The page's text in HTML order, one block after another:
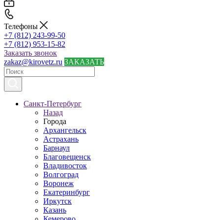
Телефоны
+7 (812) 243-99-50
+7 (812) 953-15-82
Заказать звонок
zakaz@kirovetz.ru ЗАКАЗАТЬ
Санкт-Петербург
Назад
Города
Архангельск
Астрахань
Барнаул
Благовещенск
Владивосток
Волгоград
Воронеж
Екатеринбург
Иркутск
Казань